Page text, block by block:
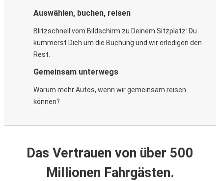
Auswählen, buchen, reisen
Blitzschnell vom Bildschirm zu Deinem Sitzplatz: Du
kümmerst Dich um die Buchung und wir erledigen den
Rest.
Gemeinsam unterwegs
Warum mehr Autos, wenn wir gemeinsam reisen
können?
Das Vertrauen von über 500
Millionen Fahrgästen.